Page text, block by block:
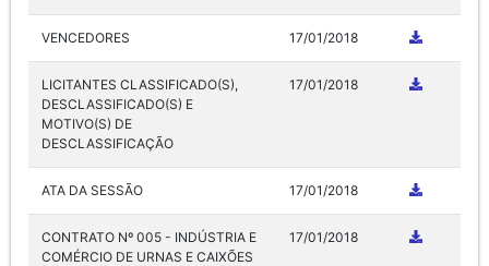
VENCEDORES 17/01/2018
LICITANTES CLASSIFICADO(S),
DESCLASSIFICADO(S) E
MOTIVO(S) DE
DESCLASSIFICAÇÃO
17/01/2018
ATA DA SESSÃO 17/01/2018
CONTRATO Nº 005 - INDÚSTRIA E
COMÉRCIO DE URNAS E CAIXÕES
17/01/2018